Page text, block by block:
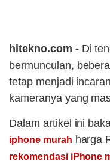
hitekno.com - Di
bermunculan,
tetap menjadi
kameranya yang
Dalam artikel ini
iphone murah harga
rekomendasi iPhone